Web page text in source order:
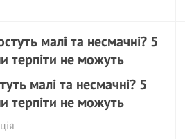
малі та несмачні? 5
терпіти не можуть